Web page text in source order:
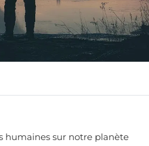
humaines sur notre planète